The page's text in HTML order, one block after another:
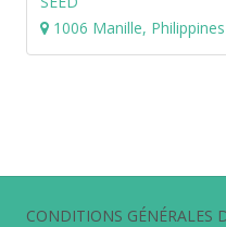
1006 Manille, Philippines
CONDITIONS GÉNÉRALES